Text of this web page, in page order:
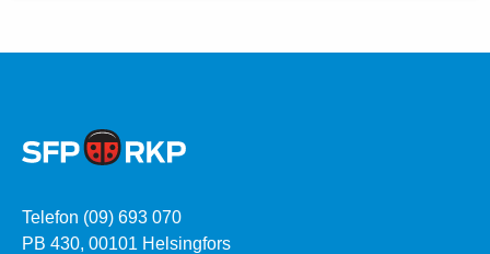
Telefon (09) 693 070
PB 430, 00101 Helsingfors